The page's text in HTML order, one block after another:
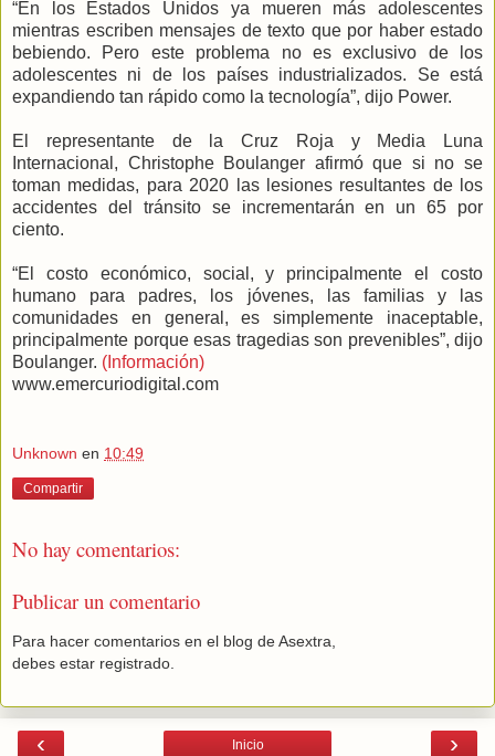
“En los Estados Unidos ya mueren más adolescentes
mientras escriben mensajes de texto que por haber estado
bebiendo. Pero este problema no es exclusivo de los
adolescentes ni de los países industrializados. Se está
expandiendo tan rápido como la tecnología”, dijo Power.
El representante de la Cruz Roja y Media Luna
Internacional, Christophe Boulanger afirmó que si no se
toman medidas, para 2020 las lesiones resultantes de los
accidentes del tránsito se incrementarán en un 65 por
ciento.
“El costo económico, social, y principalmente el costo
humano para padres, los jóvenes, las familias y las
comunidades en general, es simplemente inaceptable,
principalmente porque esas tragedias son prevenibles”, dijo
Boulanger. (Información)
www.emercuriodigital.com
Unknown en 10:49
Compartir
No hay comentarios:
Publicar un comentario
Para hacer comentarios en el blog de Asextra,
debes estar registrado.
‹ ›
Inicio